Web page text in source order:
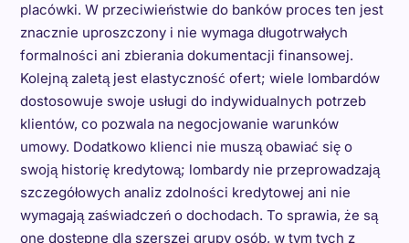
placówki. W przeciwieństwie do banków proces ten jest
znacznie uproszczony i nie wymaga długotrwałych
formalności ani zbierania dokumentacji finansowej.
Kolejną zaletą jest elastyczność ofert; wiele lombardów
dostosowuje swoje usługi do indywidualnych potrzeb
klientów, co pozwala na negocjowanie warunków
umowy. Dodatkowo klienci nie muszą obawiać się o
swoją historię kredytową; lombardy nie przeprowadzają
szczegółowych analiz zdolności kredytowej ani nie
wymagają zaświadczeń o dochodach. To sprawia, że są
one dostępne dla szerszej grupy osób, w tym tych z